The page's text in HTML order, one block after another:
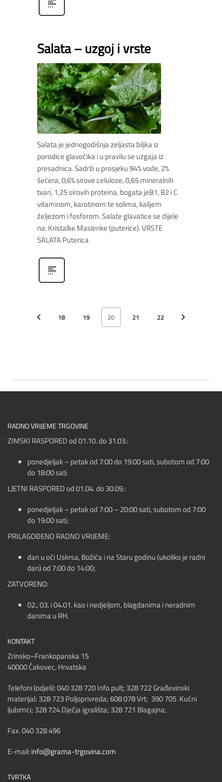
Salata – uzgoj i vrste
Salata je jednogodišnja zeljasta biljka iz
porodice glavočika i u pravilu se uzgaja iz
presadnica. Sadrži u prosjeku 94% vode, 2%
šećera, 0,6% sirove celuloze, 0,65 mineralnih
tvari, 1,25 sirovih proteina, bogata jeB1, B2 i C
vitaminom, karotinom te solima, kalijem
željezom i fosforom. Salate glavatice se dijele
na: Kristalke Maslenke (puterice). VRSTE
SALATA Puterica
18 19 20 21 22
RADNO VRIJEME TRGOVINE
ZIMSKI RASPORED od 01.10. do 31.03.:
ponedjeljak – petak od 7:00 do 19:00 sati, subotom od 7:00
do 18:00 sati
LJETNI RASPORED od 01.04. do 30.09.:
ponedjeljak – petak od 7:00 – 20:00 sati, subotom od 7:00
do 19:00 sati;
PRILAGOĐENO RADNO VRIJEME:
dan u oči Uskrsa, Božića i na Staru godinu (ukoliko je radni
dan) od 7:00 do 14:00;
ZATVORENO:
02., 03. i 04.01. kao i nedjeljom, blagdanima i neradnim
danima u RH.
KONTAKT
Zrinsko–Frankopanska 15
40000 Čakovec, Hrvatska
Telefoni (odjeli): 040 328 720 Info pult; 328 722 Građevinski
materijal; 328 723 Poljoprivreda; 608 078 Vrt; 390 705 Kućni
ljubimci; 328 724 Dječja igrališta; 328 721 Blagajna;
Fax. 040 328 496
E-mail:info@grama-trgovina.com
TVRTKA